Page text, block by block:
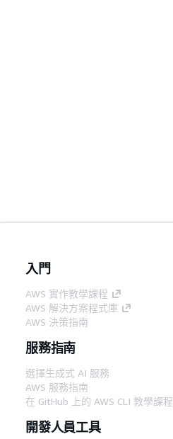
入門
AWS 實作教學課程
AWS 解決方案程式庫
AWS 決策指南
服務指南
選擇生成式 AI 服務
AWS 服務指南
在 GitHub 上的 AWS CLI 教學課程
開發人員工具